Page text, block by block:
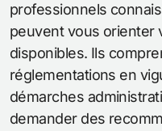
professionnels
peuvent vous orienter
disponibles. Ils
réglementations en
démarches
demander des